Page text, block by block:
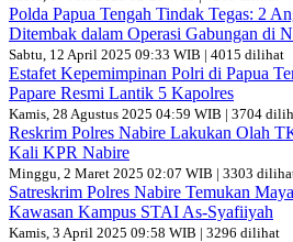
Polda Papua Tengah Tindak Tegas: 2
Ditembak dalam Operasi Gabungan di
Sabtu, 12 April 2025 09:33 WIB | 4015 dilihat
Estafet Kepemimpinan Polri di Papua
Papare Resmi Lantik 5 Kapolres
Kamis, 28 Agustus 2025 04:59 WIB | 3704
Reskrim Polres Nabire Lakukan Olah
Kali KPR Nabire
Minggu, 2 Maret 2025 02:07 WIB | 3303
Satreskrim Polres Nabire Temukan
Kawasan Kampus STAI As-Syafiiyah
Kamis, 3 April 2025 09:58 WIB | 3296 dilihat